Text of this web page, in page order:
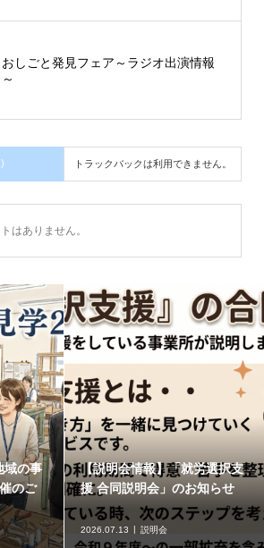
おしごと発見フェア～ラジオ出演情報
～
トラックバックは利用できません。
はありません。
域の事
のご
【説明会情報】「就労選択支
援 合同説明会」のお知らせ
2026.07.13 説明会